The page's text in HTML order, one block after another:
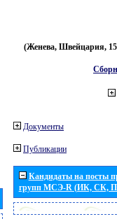
(Женева, Швейцария, 15
Документы
Публикации
Кандидаты на посты
групп МСЭ-R (ИК, СК,